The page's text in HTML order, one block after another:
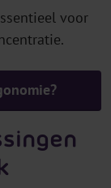
voor